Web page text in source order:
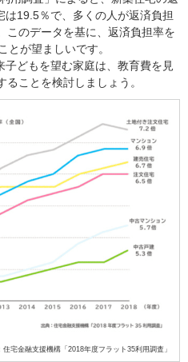
19.5％で、多くの人が返済負担
このデータを基に、返済負担率を
とが望ましいです。
子どもを望む家庭は、教育費を見
ことを検討しましょう。
住宅金融支援機構「2018年度フラット35利用調査」